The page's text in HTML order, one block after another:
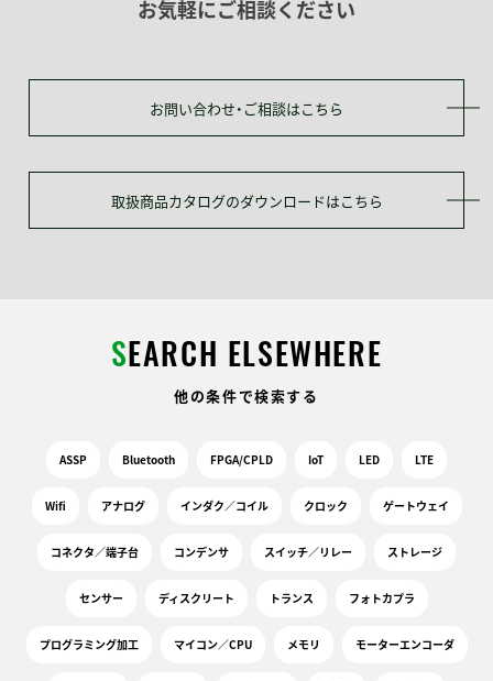
お気軽にご相談ください
お問い合わせ・ご相談はこちら
取扱商品カタログのダウンロードはこちら
SEARCH ELSEWHERE
他の条件で検索する
ASSP Bluetooth FPGA/CPLD IoT LED LTE
Wifi アナログ インダク／コイル クロック ゲートウェイ
コネクタ／端子台 コンデンサ スイッチ／リレー ストレージ
センサー ディスクリート トランス フォトカプラ
プログラミング加工 マイコン／CPU メモリ モーターエンコーダ